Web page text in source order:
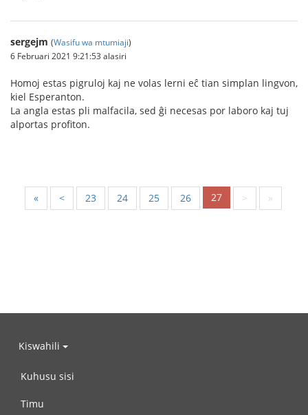
sergejm (Wasifu wa mtumiaji)
6 Februari 2021 9:21:53 alasiri
Homoj estas pigruloj kaj ne volas lerni eĉ tian simplan lingvon,
kiel Esperanton.
La angla estas pli malfacila, sed ĝi necesas por laboro kaj tuj
alportas profiton.
« < 23 24 25 26 27 > »
Kiswahili
Kuhusu sisi
Timu